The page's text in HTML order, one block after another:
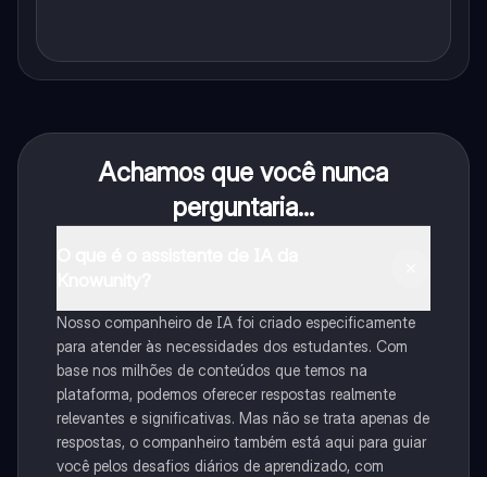
Achamos que você nunca
perguntaria...
Nosso companheiro de IA foi criado especificamente
para atender às necessidades dos estudantes. Com
base nos milhões de conteúdos que temos na
plataforma, podemos oferecer respostas realmente
relevantes e significativas. Mas não se trata apenas de
respostas, o companheiro também está aqui para guiar
você pelos desafios diários de aprendizado, com